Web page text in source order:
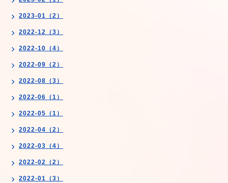
2023-01（2）
2022-12（3）
2022-10（4）
2022-09（2）
2022-08（3）
2022-06（1）
2022-05（1）
2022-04（2）
2022-03（4）
2022-02（2）
2022-01（3）